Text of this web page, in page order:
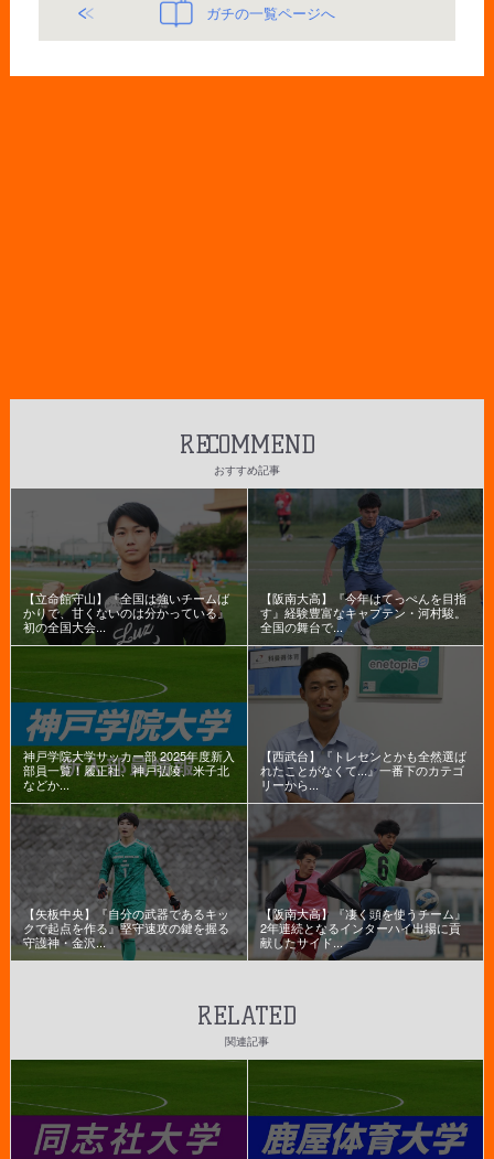
ガチの一覧ページへ
RECOMMEND
おすすめ記事
【立命館守山】『全国は強いチームば
かりで、甘くないのは分かっている』
初の全国大会...
【阪南大高】『今年はてっぺんを目指
す』経験豊富なキャプテン・河村駿。
全国の舞台で...
神戸学院大学サッカー部 2025年度新入
部員一覧！履正社、神戸弘陵、米子北
などか...
【西武台】『トレセンとかも全然選ば
れたことがなくて...』一番下のカテゴ
リーから...
【矢板中央】『自分の武器であるキッ
クで起点を作る』堅守速攻の鍵を握る
守護神・金沢...
【阪南大高】『凄く頭を使うチーム』
2年連続となるインターハイ出場に貢
献したサイド...
RELATED
関連記事